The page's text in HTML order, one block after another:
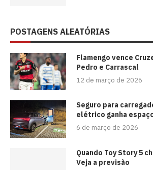
POSTAGENS ALEATÓRIAS
Flamengo vence
Pedro e Carrascal
12 de março de 2026
Seguro para
elétrico ganha
6 de março de 2026
Quando Toy Story 5
Veja a previsão